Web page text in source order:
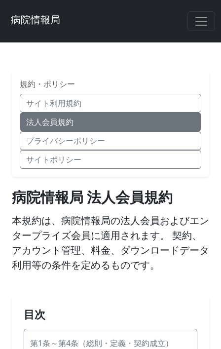
病院情報局
規約・ポリシー
サイト利用規約
法人会員規約
プライバシーポリシー
サイトポリシー
病院情報局 法人会員規約
本規約は、病院情報局の法人会員およびエン
タープライズ会員に適用されます。 契約、
アカウント管理、料金、ダウンロードデータ
利用等の条件を定めるものです。
目次
第1条～第4条（総則・定義・契約成立）